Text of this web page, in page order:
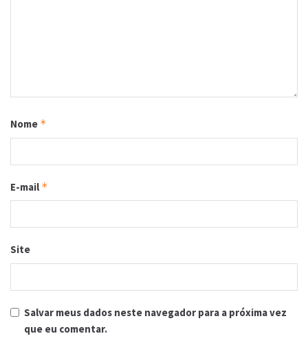
Nome *
E-mail *
Site
Salvar meus dados neste navegador para a próxima vez
que eu comentar.